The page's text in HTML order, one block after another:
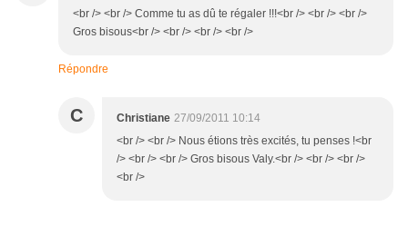
<br /> <br /> Comme tu as dû te régaler !!!<br /> <br /> <br />
Gros bisous<br /> <br /> <br /> <br />
Répondre
C Christiane 27/09/2011 10:14
<br /> <br /> Nous étions très excités, tu penses !<br
/> <br /> <br /> Gros bisous Valy.<br /> <br /> <br />
<br />